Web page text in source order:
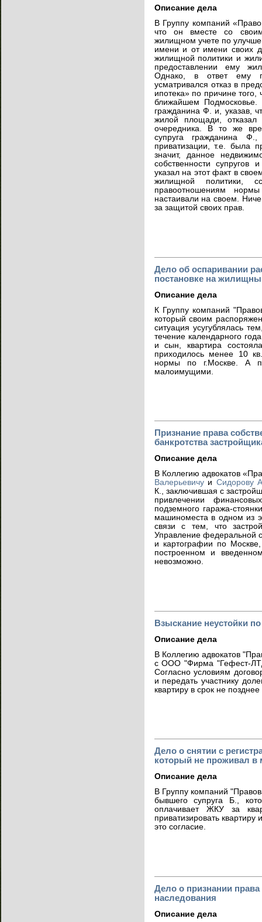
Описание дела
В Группу компаний
что он вместе со
жилищном учете по
имени и от имени своих
жилищной политики и
предоставлении ему
Однако, в ответ ему
усматривался отказ в
ипотека» по причине того,
ближайшем Подмосковье.
гражданина Ф. и, указав,
жилой площади, отказал
очередника. В то же
супруга гражданина
приватизации, т.е. была
значит, данное
собственности
указал на этот факт в
жилищной политики,
правоотношениям нормы
настаивали на своем.
за защитой своих прав.
Дело об оспаривании
постановке на
Описание дела
К Группу компаний
который своим
ситуация усугублялась
течение календарного
и сын, квартира
приходилось менее 10
нормы по г.Москве. А
малоимущими.
Признание права
банкротства
Описание дела
В Коллегию адвокатов
Валерьевичуи Сидорову
К., заключившая с
привлечении
подземного гаража-
машиноместа в одном из
связи с тем, что
Управление федеральной
и картографии по
построенном и
невозможно.
Взыскание неустойки
Описание дела
В Коллегию адвокатов
с ООО "Фирма "Гефест-
Согласно условиям
и передать участнику
квартиру в срок не
Дело о снятии с
который не проживал в
Описание дела
В Группу компаний
бывшего супруга Б.,
оплачивает ЖКУ за
приватизировать квартиру
это согласие.
Дело о признании права
наследования
Описание дела